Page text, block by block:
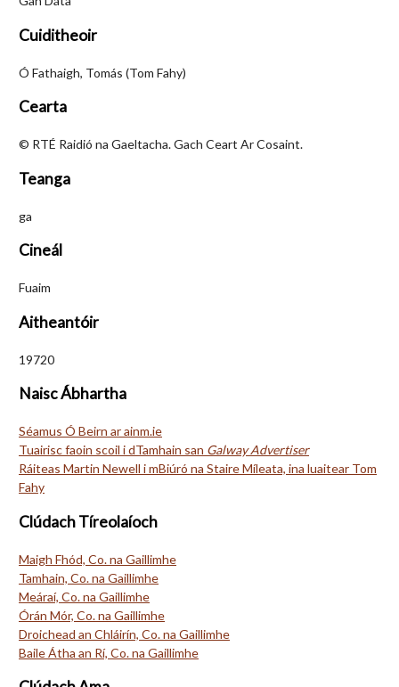
Cuiditheoir
Ó Fathaigh, Tomás (Tom Fahy)
Cearta
© RTÉ Raidió na Gaeltacha. Gach Ceart Ar Cosaint.
Teanga
ga
Cineál
Fuaim
Aitheantóir
19720
Naisc Ábhartha
Séamus Ó Beirn ar ainm.ie
Tuairisc faoin scoil i dTamhain san Galway Advertiser
Ráiteas Martin Newell i mBiúró na Staire Míleata, ina luaitear Tom
Fahy
Clúdach Tíreolaíoch
Maigh Fhód, Co. na Gaillimhe
Tamhain, Co. na Gaillimhe
Meáraí, Co. na Gaillimhe
Órán Mór, Co. na Gaillimhe
Droichead an Chláirín, Co. na Gaillimhe
Baile Átha an Rí, Co. na Gaillimhe